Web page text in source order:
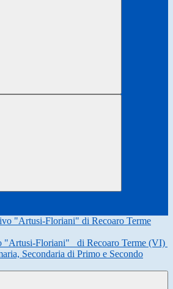
"Artusi-Floriani"
di Recoaro Terme (VI)
Secondaria di Primo e Secondo